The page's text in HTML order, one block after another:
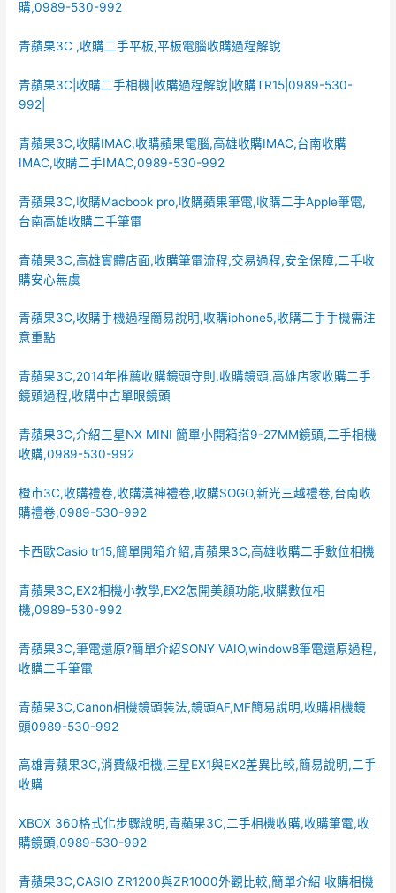
購,0989-530-992
青蘋果3C ,收購二手平板,平板電腦收購過程解說
青蘋果3C|收購二手相機|收購過程解說|收購TR15|0989-530-
992|
青蘋果3C,收購IMAC,收購蘋果電腦,高雄收購IMAC,台南收購
IMAC,收購二手IMAC,0989-530-992
青蘋果3C,收購Macbook pro,收購蘋果筆電,收購二手Apple筆電,
台南高雄收購二手筆電
青蘋果3C,高雄實體店面,收購筆電流程,交易過程,安全保障,二手收
購安心無虞
青蘋果3C,收購手機過程簡易說明,收購iphone5,收購二手手機需注
意重點
青蘋果3C,2014年推薦收購鏡頭守則,收購鏡頭,高雄店家收購二手
鏡頭過程,收購中古單眼鏡頭
青蘋果3C,介紹三星NX MINI 簡單小開箱搭9-27MM鏡頭,二手相機
收購,0989-530-992
橙市3C,收購禮卷,收購漢神禮卷,收購SOGO,新光三越禮卷,台南收
購禮卷,0989-530-992
卡西歐Casio tr15,簡單開箱介紹,青蘋果3C,高雄收購二手數位相機
青蘋果3C,EX2相機小教學,EX2怎開美顏功能,收購數位相
機,0989-530-992
青蘋果3C,筆電還原?簡單介紹SONY VAIO,window8筆電還原過程,
收購二手筆電
青蘋果3C,Canon相機鏡頭裝法,鏡頭AF,MF簡易說明,收購相機鏡
頭0989-530-992
高雄青蘋果3C,消費級相機,三星EX1與EX2差異比較,簡易說明,二手
收購
XBOX 360格式化步驟說明,青蘋果3C,二手相機收購,收購筆電,收
購鏡頭,0989-530-992
青蘋果3C,CASIO ZR1200與ZR1000外觀比較,簡單介紹 收購相機